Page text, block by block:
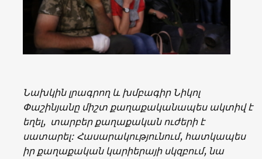
Նախկին լրագրող և խմբագիր Նիկոլ
Փաշինյանը միշտ քաղաքականապես ակտիվ է
եղել, տարբեր քաղաքական ուժերի է
սատարել: Հասարակությունում, հատկապես
իր քաղաքական կարիերայի սկզբում, նա